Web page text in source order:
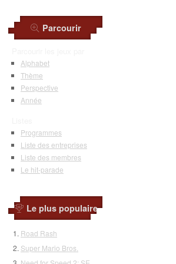
Parcourir
Alphabet
Thème
Perspective
Année
Programmes
Liste des entreprises
Liste des membres
Le hit-parade
Le plus populaire
Road Rash
Super Mario Bros.